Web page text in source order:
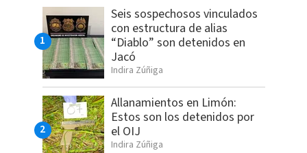
Seis sospechosos vinculados
con estructura de alias
“Diablo” son detenidos en
Jacó
Indira Zúñiga
Allanamientos en Limón:
Estos son los detenidos por
el OIJ
Indira Zúñiga